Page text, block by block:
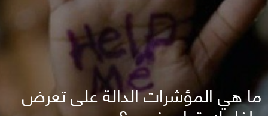
ما هي المؤشرات الدالة على تعرض